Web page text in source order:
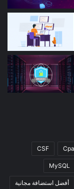
CSF
MySQL
أفضل استضافة مجانية